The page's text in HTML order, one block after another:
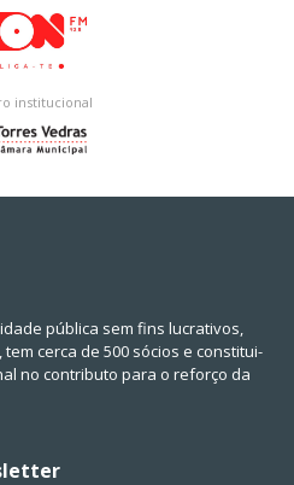
institucional
pública sem fins lucrativos,
cerca de 500 sócios e constitui-
no contributo para o reforço da